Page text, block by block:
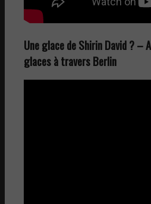
Une glace de Shirin David ? –
glaces à travers Berlin